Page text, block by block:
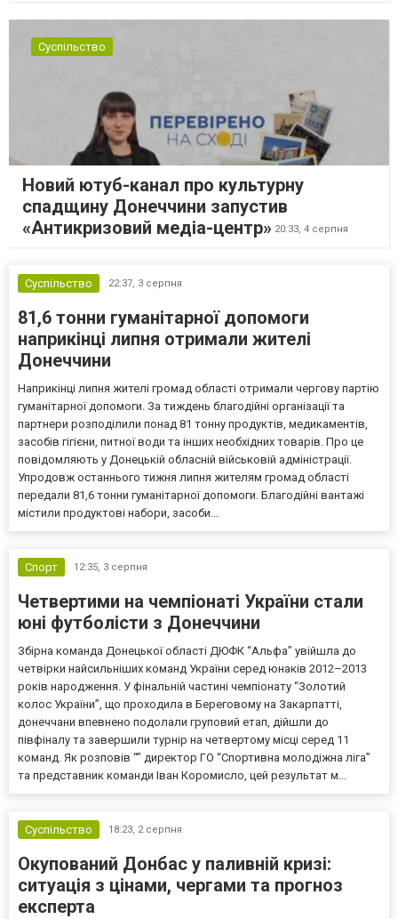
Суспільство
Новий ютуб-канал про культурну
спадщину Донеччини запустив
«Антикризовий медіа-центр» 20:33, 4 серпня
Суспільство 22:37, 3 серпня
81,6 тонни гуманітарної допомоги
наприкінці липня отримали жителі
Донеччини
Наприкінці липня жителі громад області отримали чергову партію
гуманітарної допомоги. За тиждень благодійні організації та
партнери розподілили понад 81 тонну продуктів, медикаментів,
засобів гігієни, питної води та інших необхідних товарів. Про це
повідомляють у Донецькій обласній військовій адміністрації.
Упродовж останнього тижня липня жителям громад області
передали 81,6 тонни гуманітарної допомоги. Благодійні вантажі
містили продуктові набори, засоби...
Спорт 12:35, 3 серпня
Четвертими на чемпіонаті України стали
юні футболісти з Донеччини
Збірна команда Донецької області ДЮФК “Альфа” увійшла до
четвірки найсильніших команд України серед юнаків 2012–2013
років народження. У фінальній частині чемпіонату “Золотий
колос України”, що проходила в Береговому на Закарпатті,
донеччани впевнено подолали груповий етап, дійшли до
півфіналу та завершили турнір на четвертому місці серед 11
команд. Як розповів “” директор ГО “Спортивна молодіжна ліга”
та представник команди Іван Коромисло, цей результат м...
Суспільство 18:23, 2 серпня
Окупований Донбас у паливній кризі:
ситуація з цінами, чергами та прогноз
експерта